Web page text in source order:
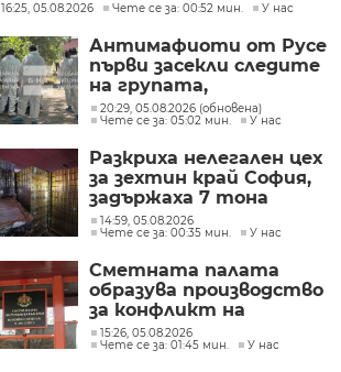
16:25, 05.08.2026 Чете се за: 00:52 мин. У нас
Антимафиоти от Русе
първи засекли следите
на групата,
произвеждала
фентанил в София
20:29, 05.08.2026 (обновена)
Чете се за: 05:02 мин.
У нас
Разкриха нелегален цех
за зехтин край София,
задържаха 7 тона
продукт без марка
14:59, 05.08.2026
Чете се за: 00:35 мин.
У нас
Сметната палата
образува производство
за конфликт на
интереси при Делян
Пеевски
15:26, 05.08.2026
Чете се за: 01:45 мин.
У нас